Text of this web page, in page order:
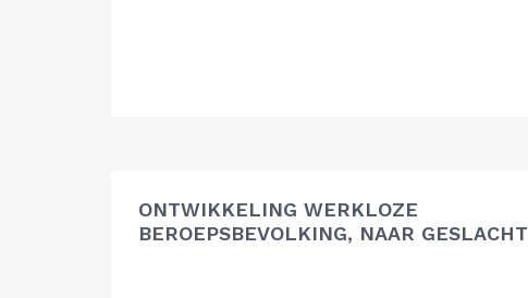
ONTWIKKELING WERKLOZE
BEROEPSBEVOLKING, NAAR GESLACHT